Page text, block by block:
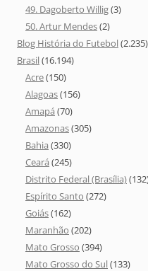
49. Dagoberto Willig(3)
50. Artur Mendes(2)
Blog História do Futebol(2.235)
Brasil(16.194)
Acre(150)
Alagoas(156)
Amapá (70)
Amazonas(305)
Bahia (330)
Ceará (245)
Distrito Federal (Brasília)
Espírito Santo (272)
Goiás(162)
Maranhão (202)
Mato Grosso (394)
Mato Grosso do Sul(133)